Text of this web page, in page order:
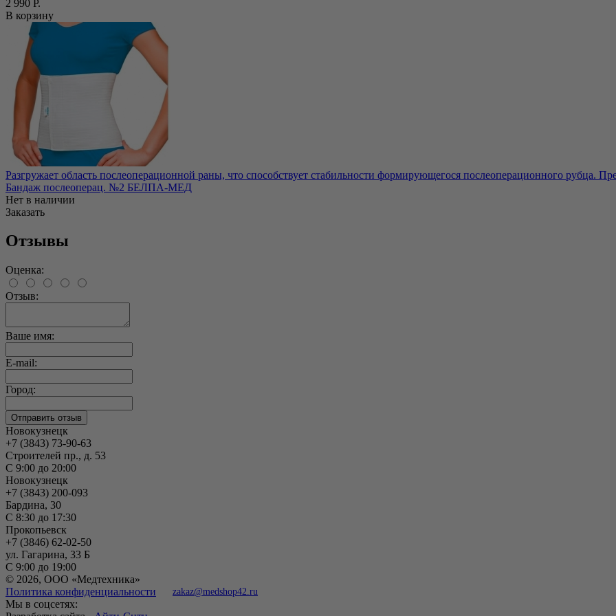
2 990 Р.
В корзину
Разгружает область послеоперационной раны, что способствует стабильности формирующегося послеоперационного рубца.
Бандаж послеоперац. №2 БЕЛПА-МЕД
Нет в наличии
Заказать
Отзывы
Оценка:
Отзыв:
Ваше имя:
E-mail:
Город:
Новокузнецк
+7 (3843) 73-90-63
Строителей пр., д. 53
С 9:00 до 20:00
Новокузнецк
+7 (3843) 200-093
Бардина, 30
С 8:30 до 17:30
Прокопьевск
+7 (3846) 62-02-50
ул. Гагарина, 33 Б
С 9:00 до 19:00
© 2026, ООО «Медтехника»
Политика конфиденциальности
zakaz@medshop42.ru
Мы в соцсетях: